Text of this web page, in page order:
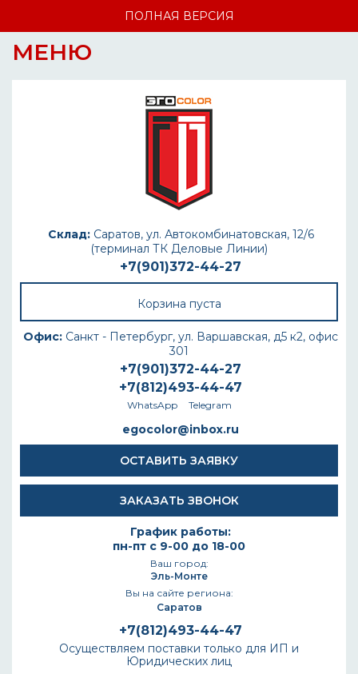
ПОЛНАЯ ВЕРСИЯ
МЕНЮ
Склад:Саратов, ул. Автокомбинатовская, 12/6
(терминал ТК Деловые Линии)
+7(901)372-44-27
Корзина пуста
Офис: Санкт - Петербург, ул. Варшавская, д5 к2, офис
301
+7(901)372-44-27
+7(812)493-44-47
WhatsApp Telegram
egocolor@inbox.ru
ОСТАВИТЬ ЗАЯВКУ
ЗАКАЗАТЬ ЗВОНОК
График работы:
пн-пт с 9-00 до 18-00
Ваш город:
Эль-Монте
Вы на сайте региона:
Саратов
+7(812)493-44-47
Осуществляем поставки только для ИП и
Юридических лиц